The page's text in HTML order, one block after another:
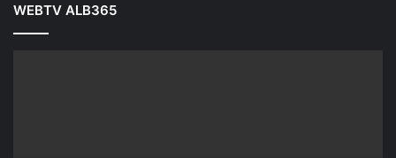
WEBTV ALB365